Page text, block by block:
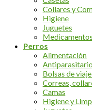
Collares y
Higiene
Juguetes
Perros
Alimentación
Bolsas de
Correas,
Camas
Higiene y